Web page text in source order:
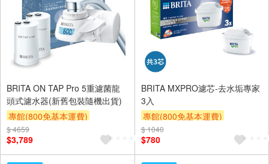
BRITA ON TAP Pro 5重濾菌龍
頭式濾水器(新舊包裝隨機出貨)
專館(800免基本運費)
滿額9折
$ 4659
$3,789
BRITA MXPRO濾芯-去水垢專家
3入
專館(800免基本運費)
滿額9折
$ 1040
$780